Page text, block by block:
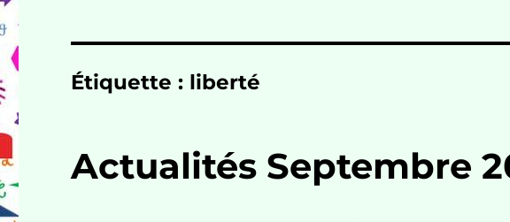
Étiquette : liberté
Actualités Septembre